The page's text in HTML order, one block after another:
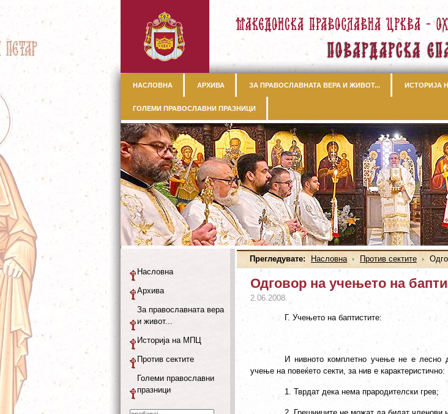
НАСЛОВНА АРХИВА ЗА ПРАВОСЛАВНАТА ВЕРА И ЖИВОТ... ИСТОРИЈА
ГОЛЕМИ ПРАВОСЛАВНИ ПРАЗНИЦИ
Прегледувате: Насловна Против сектите
Одговор на учењето на
2.06.2008.
Г. Учењето на баптистите:
И нивното комплетно учење не е лесно
учење на повеќето секти, за нив е карактеристично:
1. Тврдат дека нема прародителски грев;
Насловна
Архива
За православната вера
и живот...
Историја на МПЦ
Против сектите
Големи православни
празници